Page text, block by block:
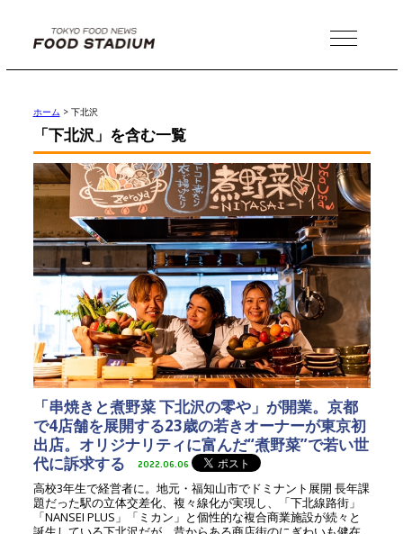
MENU
ホーム > 下北沢
「下北沢」を含む一覧
「串焼きと煮野菜 下北沢の零や」が開業。京都
で4店舗を展開する23歳の若きオーナーが東京初
出店。オリジナリティに富んだ“煮野菜”で若い世
代に訴求する
2022.06.06
高校3年生で経営者に。地元・福知山市でドミナント展開 長年課
題だった駅の立体交差化、複々線化が実現し、「下北線路街」
「NANSEI PLUS」「ミカン」と個性的な複合商業施設が続々と